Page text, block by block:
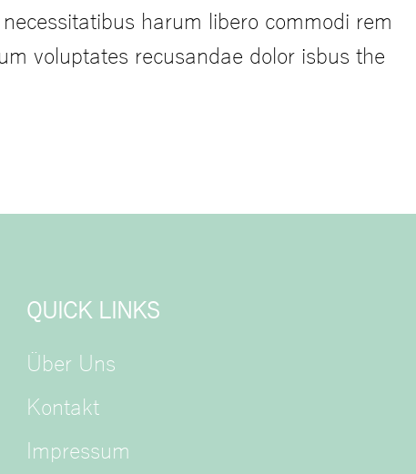
harum libero commodi rem
voluptates recusandae dolor isbus the
QUICK LINKS
Über Uns
Kontakt
Impressum